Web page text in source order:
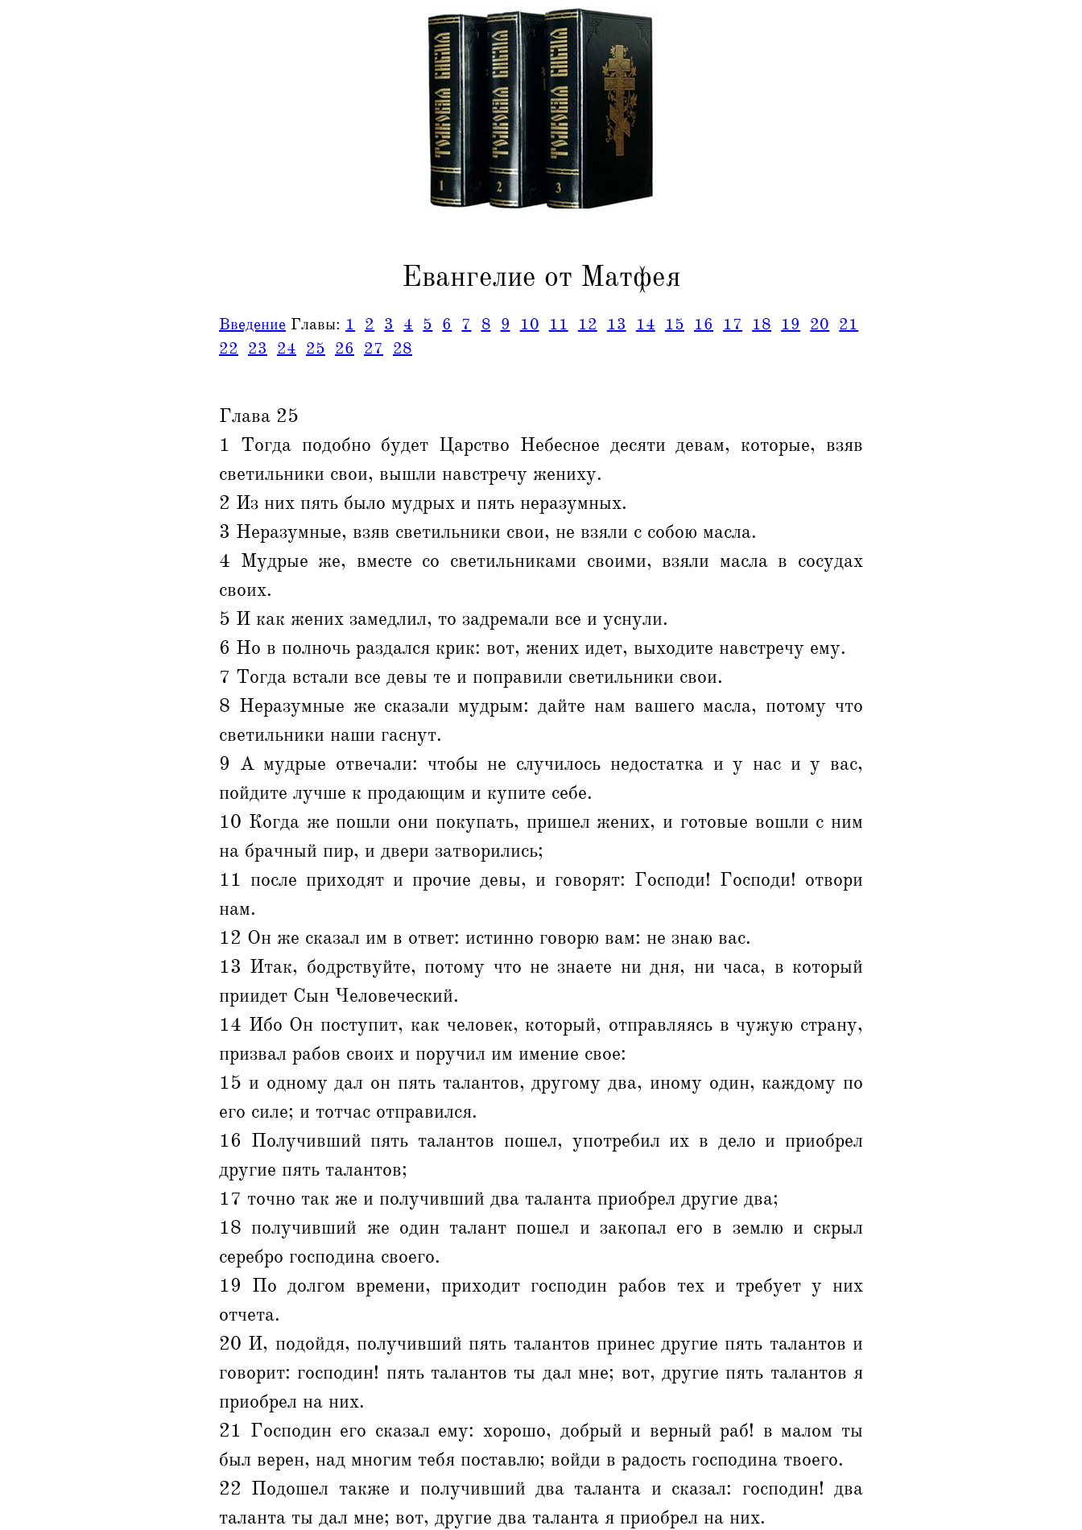
Евангелие от Матфея
Введение Главы: 1 2 3 4 5 6 7 8 9 10 11 12 13 14 15 16 17 18 19 20 21
22 23 24 25 26 27 28
Глава 25
1 Тогда подобно будет Царство Небесное десяти девам, которые, взяв
светильники свои, вышли навстречу жениху.
2 Из них пять было мудрых и пять неразумных.
3 Неразумные, взяв светильники свои, не взяли с собою масла.
4 Мудрые же, вместе со светильниками своими, взяли масла в сосудах
своих.
5 И как жених замедлил, то задремали все и уснули.
6 Но в полночь раздался крик: вот, жених идет, выходите навстречу ему.
7 Тогда встали все девы те и поправили светильники свои.
8 Неразумные же сказали мудрым: дайте нам вашего масла, потому что
светильники наши гаснут.
9 А мудрые отвечали: чтобы не случилось недостатка и у нас и у вас,
пойдите лучше к продающим и купите себе.
10 Когда же пошли они покупать, пришел жених, и готовые вошли с ним
на брачный пир, и двери затворились;
11 после приходят и прочие девы, и говорят: Господи! Господи! отвори
нам.
12 Он же сказал им в ответ: истинно говорю вам: не знаю вас.
13 Итак, бодрствуйте, потому что не знаете ни дня, ни часа, в который
приидет Сын Человеческий.
14 Ибо Он поступит, как человек, который, отправляясь в чужую страну,
призвал рабов своих и поручил им имение свое:
15 и одному дал он пять талантов, другому два, иному один, каждому по
его силе; и тотчас отправился.
16 Получивший пять талантов пошел, употребил их в дело и приобрел
другие пять талантов;
17 точно так же и получивший два таланта приобрел другие два;
18 получивший же один талант пошел и закопал его в землю и скрыл
серебро господина своего.
19 По долгом времени, приходит господин рабов тех и требует у них
отчета.
20 И, подойдя, получивший пять талантов принес другие пять талантов и
говорит: господин! пять талантов ты дал мне; вот, другие пять талантов я
приобрел на них.
21 Господин его сказал ему: хорошо, добрый и верный раб! в малом ты
был верен, над многим тебя поставлю; войди в радость господина твоего.
22 Подошел также и получивший два таланта и сказал: господин! два
таланта ты дал мне; вот, другие два таланта я приобрел на них.